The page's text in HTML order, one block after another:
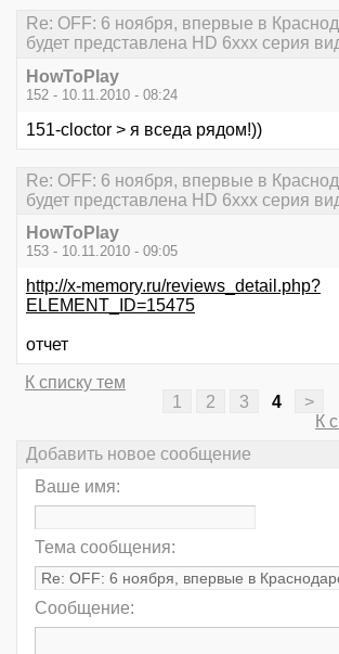
Re: OFF: 6 ноября, впервые в
будет представлена HD 6xxx серия
HowToPlay
152 - 10.11.2010 - 08:24
151-cloctor > я вседа рядом!))
Re: OFF: 6 ноября, впервые в
будет представлена HD 6xxx серия
HowToPlay
153 - 10.11.2010 - 09:05
http://x-memory.ru/reviews_detail.php?
ELEMENT_ID=15475
отчет
К списку тем
1
2 3 4
>
К
Добавить новое сообщение
Ваше имя:
Тема сообщения:
Сообщение: